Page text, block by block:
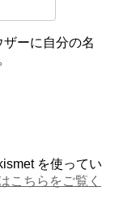
ーに自分の名
を使ってい
こちらをご覧く